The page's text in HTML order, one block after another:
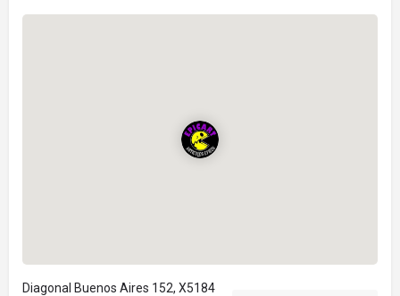
Diagonal Buenos Aires 152, X5184